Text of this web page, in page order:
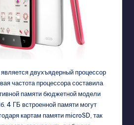
двухъядерный процессор
частота процессора составила
памяти бюджетной модели
4 ГБ встроенной памяти могут
картам памяти microSD, так